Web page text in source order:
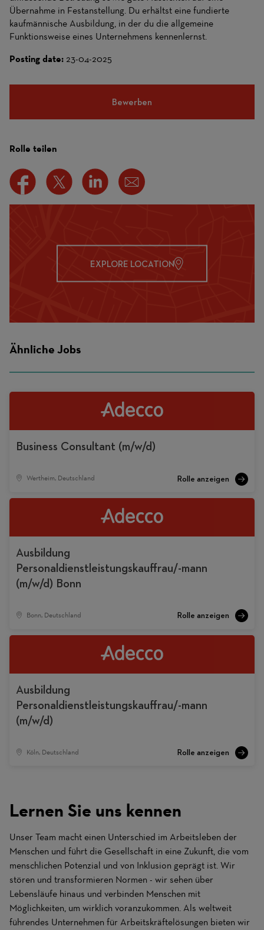
Übernahme in Festanstellung. Du erhältst eine fundierte
kaufmännische Ausbildung, in der du die allgemeine
Funktionsweise eines Unternehmens kennenlernst.
Posting date: 23-04-2025
Bewerben
Rolle teilen
EXPLORE LOCATION
Ähnliche Jobs
Business Consultant (m/w/d)
Wertheim, Deutschland
Ausbildung
Personaldienstleistungskauffrau/-mann
(m/w/d) Bonn
Bonn, Deutschland
Ausbildung
Personaldienstleistungskauffrau/-mann
(m/w/d)
Köln, Deutschland
Lernen Sie uns kennen
Unser Team macht einen Unterschied im Arbeitsleben der
Menschen und führt die Gesellschaft in eine Zukunft, die vom
menschlichen Potenzial und von Inklusion geprägt ist. Wir
stören und transformieren Normen - wir sehen über
Lebensläufe hinaus und verbinden Menschen mit
Möglichkeiten, um wirklich voranzukommen. Als weltweit
führendes Unternehmen für Arbeitskräftelösungen bieten wir